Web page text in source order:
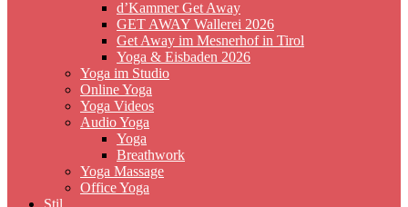
d’Kammer Get Away
GET AWAY Wallerei 2026
Get Away im Mesnerhof in Tirol
Yoga & Eisbaden 2026
Yoga im Studio
Online Yoga
Yoga Videos
Audio Yoga
Yoga
Breathwork
Yoga Massage
Office Yoga
Stil